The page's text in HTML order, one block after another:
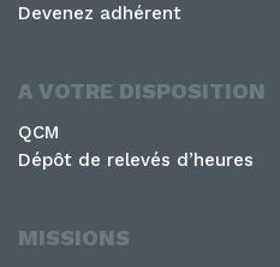
Devenez adhérent
A VOTRE DISPOSITION
QCM
Dépôt de relevés d’heures
MISSIONS